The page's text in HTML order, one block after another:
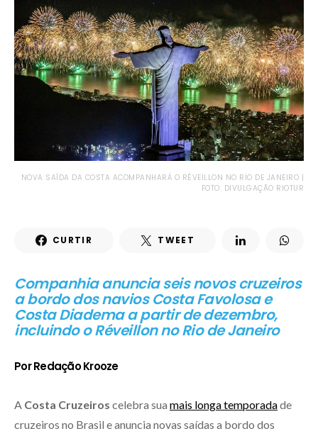
NOVA SAÍDA DA COSTA ACOMPANHARÁ O RÉVEILLON NO RIO DE JANEIRO |
FOTO: DIVULGAÇÃO RIOTUR
CURTIR TWEET
Companhia anuncia seis novos cruzeiros
a bordo dos navios Costa Favolosa e
Costa Diadema a partir de dezembro,
incluindo o Réveillon no Rio de Janeiro
Por Redação Krooze
A Costa Cruzeiros celebra sua mais longa temporadade
cruzeiros no Brasil e anuncia novas saídas a bordo dos